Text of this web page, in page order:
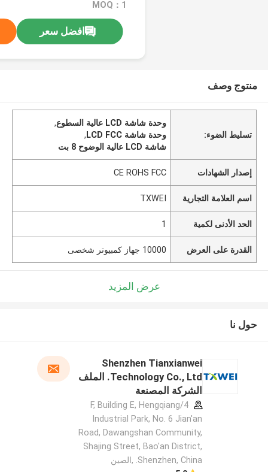
MOQ：1
افضل سعر
منتوج وصف
تسليط الضوء:
وحدة شاشة LCD عالية السطوع
,
وحدة شاشة LCD FCC
,
شاشة LCD عالية الوضوح 8 بت
إصدار الشهادات CE ROHS FCC
اسم العلامة التجارية TXWEI
الحد الأدنى لكمية 1
القدرة على العرض 10000 جهاز كمبيوتر شخصى
عرض المزيد
حول نا
Shenzhen Tianxianwei
Technology Co., Ltd. الملف
الشركة المصنعة
4/F, Building E, Hengqiang
Industrial Park, No. 6 Jian'an
Road, Dawangshan Community,
Shajing Street, Bao'an District,
Shenzhen, China. ,الصين